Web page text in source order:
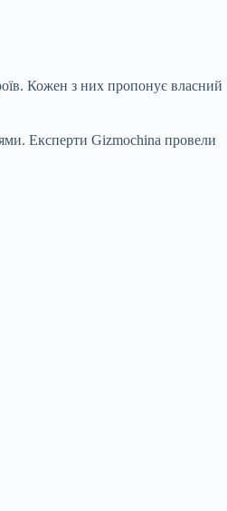
Кожен з них пропонує власний
Експерти Gizmochina провели